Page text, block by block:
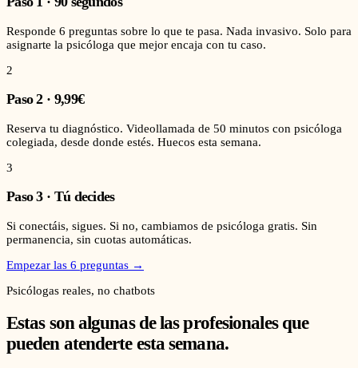
Responde 6 preguntas sobre lo que te pasa. Nada invasivo. Solo para
asignarte la psicóloga que mejor encaja con tu caso.
2
Paso2· 9,99€
Reserva tu diagnóstico. Videollamada de 50 minutos con psicóloga
colegiada, desde donde estés. Huecos esta semana.
3
Paso3· Tú decides
Si conectáis, sigues. Si no, cambiamos de psicóloga gratis. Sin
permanencia, sin cuotas automáticas.
Empezar las 6 preguntas →
Psicólogas reales, no chatbots
Estas son algunas de las profesionales que
pueden atenderte esta semana.